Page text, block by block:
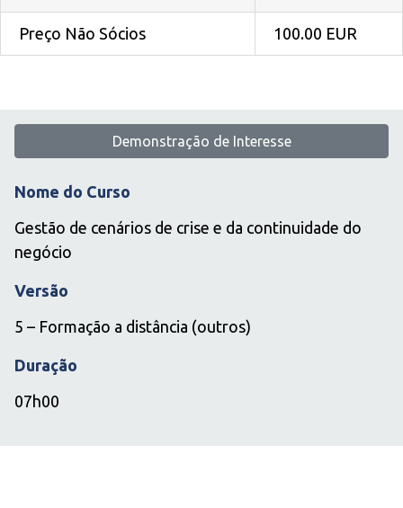
Preço Não Sócios 100.00 EUR
Demonstração de Interesse
Nome do Curso
Gestão de cenários de crise e da continuidade do
negócio
Versão
5 – Formação a distância (outros)
Duração
07h00